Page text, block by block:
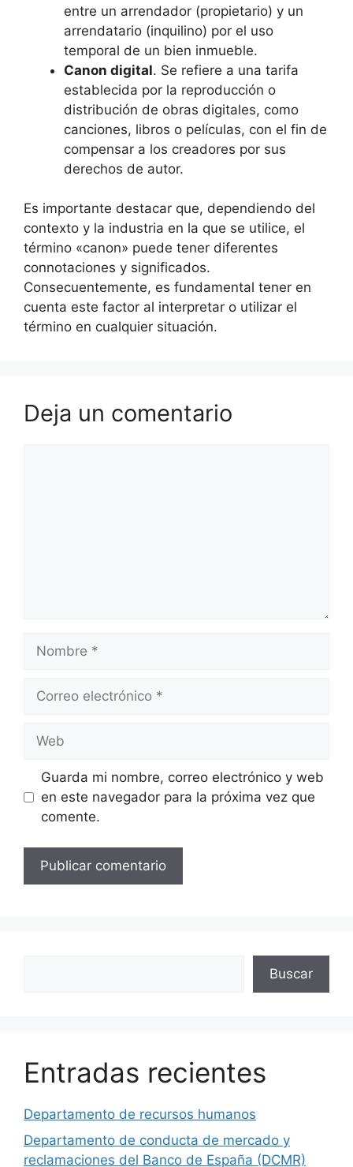
entre un arrendador (propietario) y un
arrendatario (inquilino) por el uso
temporal de un bien inmueble.
Canon digital. Se refiere a una tarifa
establecida por la reproducción o
distribución de obras digitales, como
canciones, libros o películas, con el fin de
compensar a los creadores por sus
derechos de autor.
Es importante destacar que, dependiendo del
contexto y la industria en la que se utilice, el
término «canon» puede tener diferentes
connotaciones y significados.
Consecuentemente, es fundamental tener en
cuenta este factor al interpretar o utilizar el
término en cualquier situación.
Deja un comentario
Nombre
Correo
Web
Guarda mi nombre, correo electrónico y web
en este navegador para la próxima vez que
comente.
Buscar
Entradas recientes
Departamento de recursos humanos
Departamento de conducta de mercado y
reclamaciones del Banco de España (DCMR)